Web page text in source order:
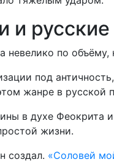
и
невелико по
под
жанре в русской
в духе Феокрита
жизни.
создал. «Соловей